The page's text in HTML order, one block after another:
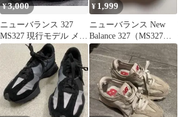
¥3,000
ニューバランス 327
MS327 現行モデル メン
ズ レディーススニーカ
¥ 1,999
ニューバランス New
Balance 327（MS327シ
リーズ)